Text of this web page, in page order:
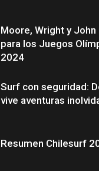
Moore, Wright y
para los Juegos
2024
Surf con seguridad:
vive aventuras
Resumen Chilesurf